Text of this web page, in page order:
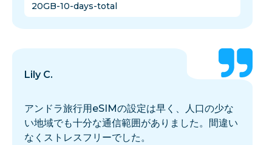
20GB-10-days-total
Lily C.
アンドラ旅行用eSIMの設定は早く、人口の少な
い地域でも十分な通信範囲がありました。間違い
なくストレスフリーでした。